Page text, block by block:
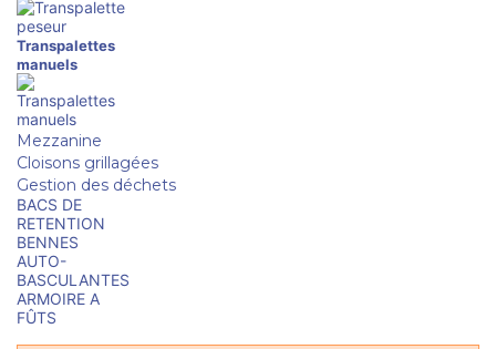
Transpalettes
manuels
Mezzanine
Cloisons grillagées
Gestion des déchets
BACS DE
RETENTION
BENNES
AUTO-
BASCULANTES
ARMOIRE A
FÛTS